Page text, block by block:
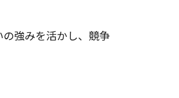
強みを活かし、競争